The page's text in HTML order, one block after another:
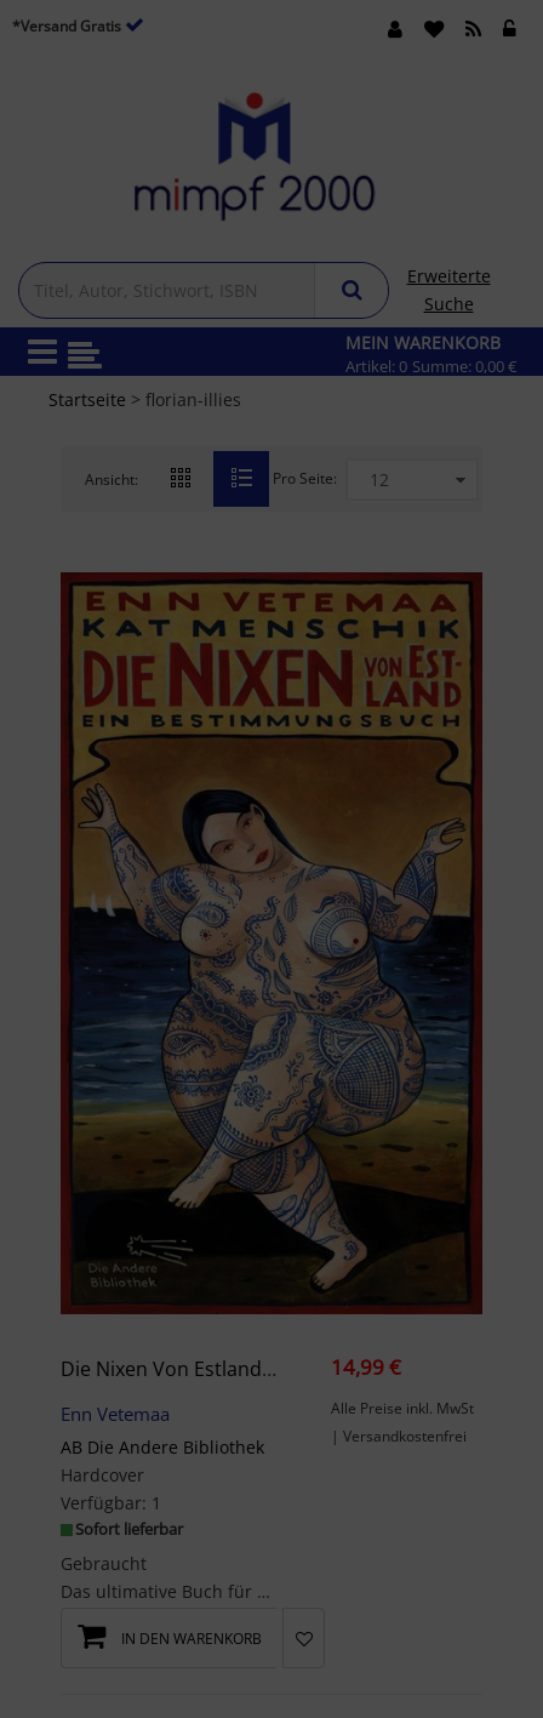
*Versand Gratis
Erweiterte
Suche
MEIN WARENKORB
Artikel: 0 Summe: 0,00 €
Startseite > florian-illies
Ansicht: Pro Seite:
Die Nixen Von Estland: Ein Bestimmungsbuch (Die Andere Bibliothek, Band 211)
Enn Vetemaa
AB Die Andere Bibliothek
Hardcover
Verfügbar: 1
Sofort lieferbar
Gebraucht
Das ultimative Buch für alle Nixenfreunde und Nixenkundler Von Schönhaarigen, Lauthal...
14,99 €
Alle Preise inkl. MwSt
| Versandkostenfrei
IN DEN WARENKORB